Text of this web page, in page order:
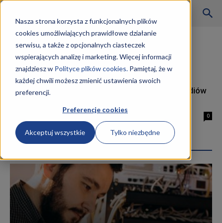
Nasza strona korzysta z funkcjonalnych plików
cookies umożliwiających prawidłowe działanie
serwisu, a także z opcjonalnych ciasteczek
wspierających analizę i marketing. Więcej informacji
znajdziesz w Polityce plików cookies.Pamiętaj, że w
każdej chwili możesz zmienić ustawienia swoich
preferencji.
Preferencje cookies
Akceptuj wszystkie Tylko niezbędne
Szkoły
Aktualności
Strona główna Tagi Kurs technik fotografii i multimediów
Tag: kurs technik fotografii i
multimediów
Kurs Technik fotografii i multimediów
14 maja 2019 0
Najpopularniejsze wpisy